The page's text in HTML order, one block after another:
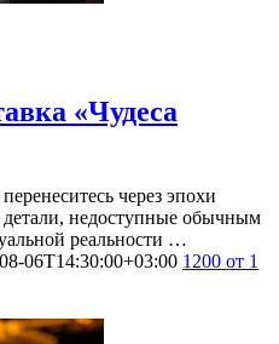
«Чудеса
через эпохи
недоступные обычным
реальности …
06T14:30:00+03:00 1200 от 1